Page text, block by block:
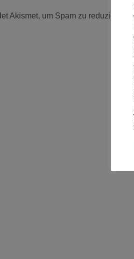
Akismet, um Spam zu reduzieren.